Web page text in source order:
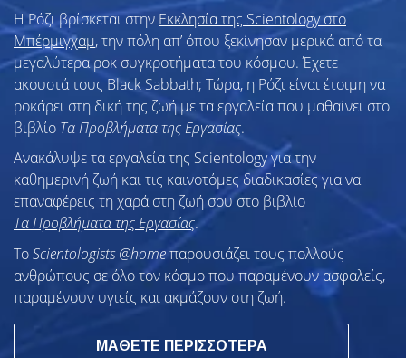
Η Ρόζι βρίσκεται στην Εκκλησία της Scientology στο
Μπέρμιγχαμ, την πόλη απ’ όπου ξεκίνησαν μερικά από τα
μεγαλύτερα ροκ συγκροτήματα του κόσμου. Έχετε
ακουστά τους Black Sabbath; Τώρα, η Ρόζι είναι έτοιμη να
ροκάρει στη δική της ζωή με τα εργαλεία που μαθαίνει στο
βιβλίο Τα Προβλήματα της Εργασίας.
Ανακάλυψε τα εργαλεία της Scientology για την
καθημερινή ζωή και τις καινοτόμες διαδικασίες για να
επαναφέρεις τη χαρά στη ζωή σου στο βιβλίο
Τα Προβλήματα της Εργασίας.
ToScientologists @homeπαρουσιάζει τους πολλούς
ανθρώπους σε όλο τον κόσμο που παραμένουν ασφαλείς,
παραμένουν υγιείς και ακμάζουν στη ζωή.
ΜΑΘΕΤΕ ΠΕΡΙΣΣΟΤΕΡΑ